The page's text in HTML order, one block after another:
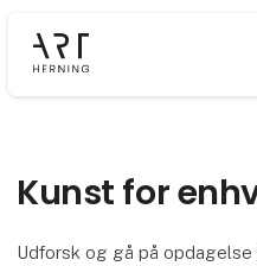
Kunst for
Udforsk og gå på